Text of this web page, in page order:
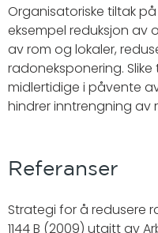
Organisatoriske tiltak
eksempel reduksjon
av rom og lokaler,
radoneksponering.
midlertidige i påvente
hindrer inntrengning av
Referanser
Strategi for å redusere
1144 B (2009) utgitt av